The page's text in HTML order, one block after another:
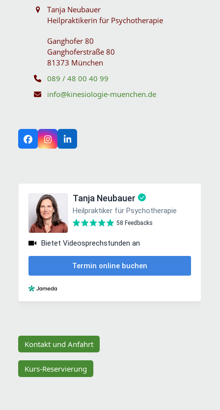
Tanja Neubauer
Heilpraktikerin für Psychotherapie
Ganghofer 80
Ganghoferstraße 80
81373 München
089 / 48 00 40 99
info@kinesiologie-muenchen.de
Facebook
Instagram
LinkedIn
Kontakt und Anfahrt
Kurs-Reservierung